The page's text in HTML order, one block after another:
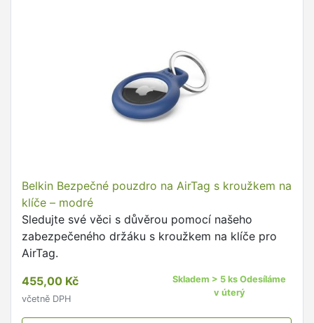
Belkin Bezpečné pouzdro na AirTag s kroužkem na
klíče – modré
Sledujte své věci s důvěrou pomocí našeho
zabezpečeného držáku s kroužkem na klíče pro
AirTag.
455,00 Kč
včetně DPH
Skladem > 5 ks Odesíláme
v úterý